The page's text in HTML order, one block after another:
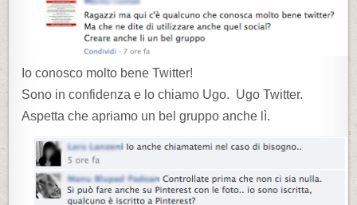
Io conosco molto bene Twitter!
Sono in confidenza e lo chiamo Ugo. Ugo Twitter.
Aspetta che apriamo un bel gruppo anche lì.